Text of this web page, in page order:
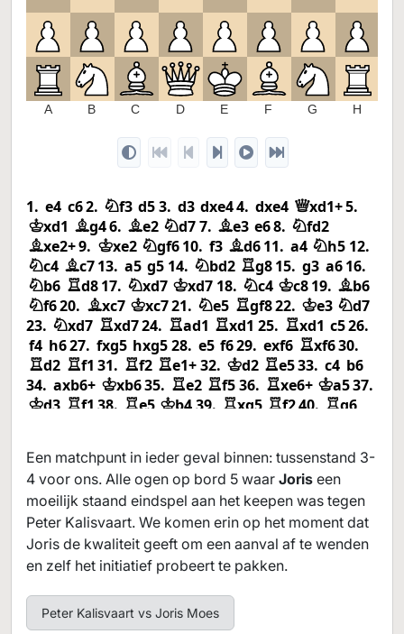
A B C D E F G H
1. e4 c62. Nf3 d53. d3 dxe44. dxe4 Qxd1+5.
Kxd1 Bg46. Be2 Nd77. Be3 e68. Nfd2
Bxe2+9. Kxe2 Ngf610. f3 Bd611. a4 Nh5 12.
Nc4 Bc7 13. a5 g5 14. Nbd2 Rg815. g3 a616.
Nb6 Rd8 17. Nxd7 Kxd7 18. Nc4 Kc819. Bb6
Nf620. Bxc7 Kxc721. Ne5 Rgf822. Ke3 Nd7
23. Nxd7 Rxd724. Rad1 Rxd1 25. Rxd1 c526.
f4 h627. fxg5 hxg528. e5 f629. exf6 Rxf630.
Rd2 Rf1 31. Rf2 Re1+32. Kd2 Re533. c4 b6
34. axb6+ Kxb635. Re2 Rf536. Rxe6+ Ka537.
Kd3 Rf1 38. Re5 Kb439. Rxg5 Rf240. Rg6
47. Rb5 Rg548.Kb6 Rh5 49. Rxc5 Rh6+50.
Rc6 Rh551.c5 Kxb3 52.Rg6 Kc453. c6 R
54.Kc71-0
Een matchpunt in ieder geval binnen: tussenstand 3-
4 voor ons. Alle ogen op bord 5 waar Joris een
moeilijk staand eindspel aan het keepen was tegen
Peter Kalisvaart. We komen erin op het moment dat
Joris de kwaliteit geeft om een aanval af te wenden
en zelf het initiatief probeert te pakken.
Peter Kalisvaart vs Joris Moes